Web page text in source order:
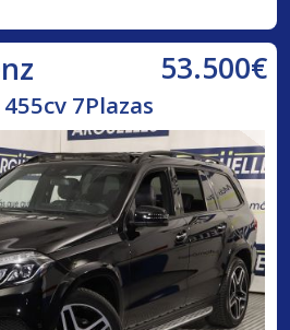
53.500€
7Plazas